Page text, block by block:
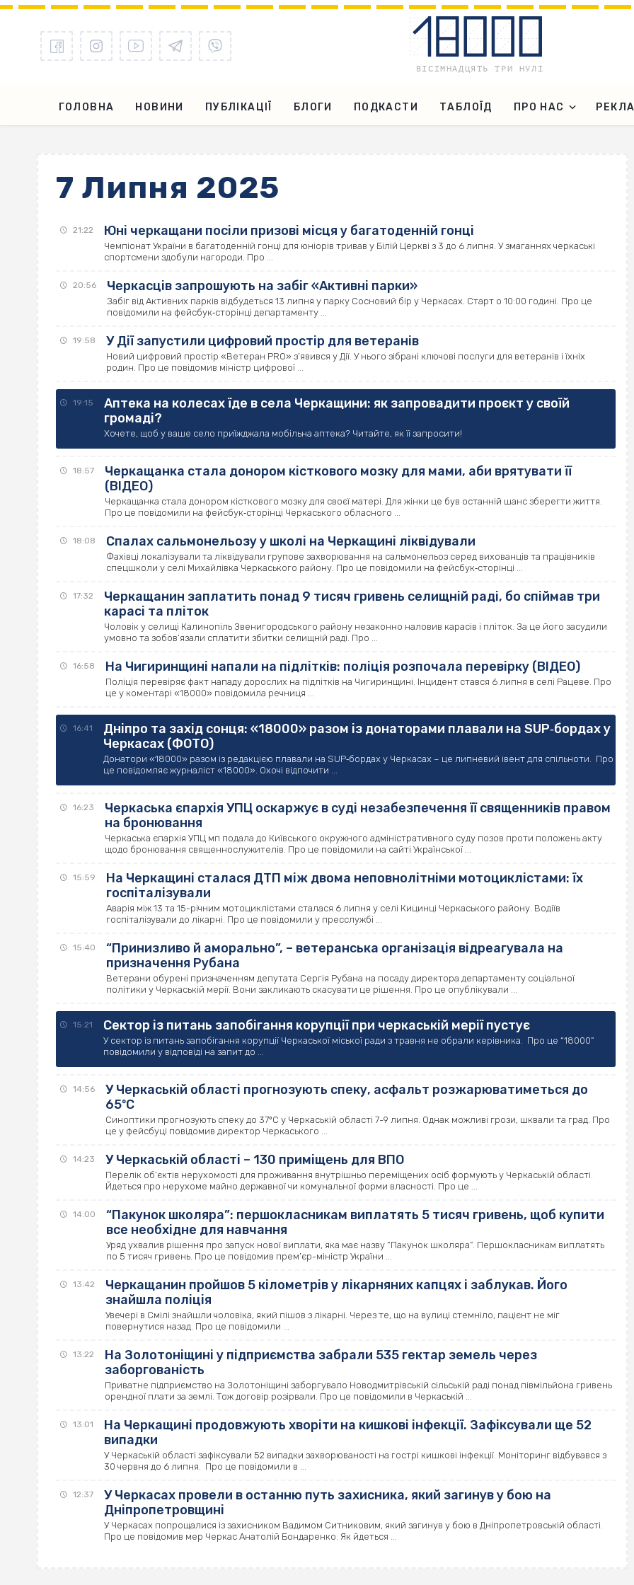
ГОЛОВНА НОВИНИ ПУБЛІКАЦІЇ БЛОГИ ПОДКАСТИ ТАБЛОЇД ПРО НАС
7 Липня 2025
21:22 Юні черкащани посіли призові місця у багатоденній гонці
Чемпіонат України в багатоденній гонці для юніорів тривав у Білій Церкві з 3 до 6 липня. У змаганнях черкаські
спортсмени здобули нагороди. Про ...
20:56 Черкасців запрошують на забіг «Активні парки»
Забіг від Активних парків відбудеться 13 липня у парку Сосновий бір у Черкасах. Старт о 10:00 годині. Про це
повідомили на фейсбук‐сторінці департаменту ...
19:58 У Дії запустили цифровий простір для ветеранів
Новий цифровий простір «Ветеран PRO» з’явився у Дії. У нього зібрані ключові послуги для ветеранів і їхніх
родин. Про це повідомив міністр цифрової ...
19:15
Аптека на колесах їде в села Черкащини: як запровадити проєкт у своїй
громаді?
Хочете, щоб у ваше село приїжджала мобільна аптека? Читайте, як її запросити!
18:57
Черкащанка стала донором кісткового мозку для мами, аби врятувати її
(ВІДЕО)
Черкащанка стала донором кісткового мозку для своєї матері. Для жінки це був останній шанс зберегти життя.
Про це повідомили на фейсбук‐сторінці Черкаського обласного ...
18:08 Спалах сальмонельозу у школі на Черкащині ліквідували
Фахівці локалізували та ліквідували групове захворювання на сальмонельоз серед вихованців та працівників
спецшколи у селі Михайлівка Черкаського району. Про це повідомили на фейсбук‐сторінці ...
17:32
Черкащанин заплатить понад 9 тисяч гривень селищній раді, бо спіймав три
карасі та пліток
Чоловік у селищі Калинопіль Звенигородського району незаконно наловив карасів і пліток. За це його засудили
умовно та зобов’язали сплатити збитки селищній раді. Про ...
16:58 На Чигиринщині напали на підлітків: поліція розпочала перевірку (ВІДЕО)
Поліція перевіряє факт нападу дорослих на підлітків на Чигиринщині. Інцидент стався 6 липня в селі Рацеве. Про
це у коментарі «18000» повідомила речниця ...
16:41
Дніпро та захід сонця: «18000» разом із донаторами плавали на SUP‐бордах у
Черкасах (ФОТО)
Донатори «18000» разом із редакцією плавали на SUP‐бордах у Черкасах – це липневий івент для спільноти. Про
це повідомляє журналіст «18000». Охочі відпочити ...
16:23
Черкаська єпархія УПЦ оскаржує в суді незабезпечення її священників правом
на бронювання
Черкаська єпархія УПЦ мп подала до Київського окружного адміністративного суду позов проти положень акту
щодо бронювання священнослужителів. Про це повідомили на сайті Української ...
15:59
На Черкащині сталася ДТП між двома неповнолітніми мотоциклістами: їх
госпіталізували
Аварія між 13 та 15-річним мотоциклістами сталася 6 липня у селі Кицинці Черкаського району. Водіїв
госпіталізували до лікарні. Про це повідомили у пресслужбі ...
15:40
“Принизливо й аморально”, – ветеранська організація відреагувала на
призначення Рубана
Ветерани обурені призначенням депутата Сергія Рубана на посаду директора департаменту соціальної
політики у Черкаській мерії. Вони закликають скасувати це рішення. Про це опублікували ...
15:21 Сектор із питань запобігання корупції при черкаській мерії пустує
У сектор із питань запобігання корупції Черкаської міської ради з травня не обрали керівника. Про це “18000”
повідомили у відповіді на запит до ...
14:56
У Черкаській області прогнозують спеку, асфальт розжарюватиметься до
65ºС
Синоптики прогнозують спеку до 37ºС у Черкаській області 7-9 липня. Однак можливі грози, шквали та град. Про
це у фейсбуці повідомив директор Черкаського ...
14:23 У Черкаській області – 130 приміщень для ВПО
Перелік об’єктів нерухомості для проживання внутрішньо переміщених осіб формують у Черкаській області.
Йдеться про нерухоме майно державної чи комунальної форми власності. Про це ...
14:00
“Пакунок школяра”: першокласникам виплатять 5 тисяч гривень, щоб купити
все необхідне для навчання
Уряд ухвалив рішення про запуск нової виплати, яка має назву “Пакунок школяра”. Першокласникам виплатять
по 5 тисяч гривень. Про це повідомив прем’єр-міністр України ...
13:42
Черкащанин пройшов 5 кілометрів у лікарняних капцях і заблукав. Його
знайшла поліція
Увечері в Смілі знайшли чоловіка, який пішов з лікарні. Через те, що на вулиці стемніло, пацієнт не міг
повернутися назад. Про це повідомили ...
13:22
На Золотоніщині у підприємства забрали 535 гектар земель через
заборгованість
Приватне підприємство на Золотоніщині заборгувало Новодмитрівській сільській раді понад півмільйона гривень
орендної плати за землі. Тож договір розірвали. Про це повідомили в Черкаській ...
13:01
На Черкащині продовжують хворіти на кишкові інфекції. Зафіксували ще 52
випадки
У Черкаській області зафіксували 52 випадки захворюваності на гострі кишкові інфекції. Моніторинг відбувався з
30 червня до 6 липня. Про це повідомили в ...
12:37
У Черкасах провели в останню путь захисника, який загинув у бою на
Дніпропетровщині
У Черкасах попрощалися із захисником Вадимом Ситниковим, який загинув у бою в Дніпропетровській області.
Про це повідомив мер Черкас Анатолій Бондаренко. Як йдеться ...